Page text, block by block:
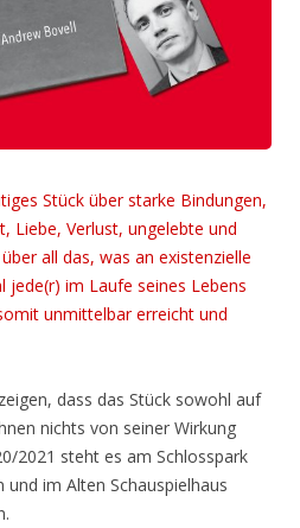
Stück über starke Bindungen,
Liebe, Verlust, ungelebte und
all das, was an existenzielle
jede(r) im Laufe seines Lebens
unmittelbar erreicht und
dass das Stück sowohl auf
nichts von seiner Wirkung
2021 steht es am Schlosspark
im Alten Schauspielhaus